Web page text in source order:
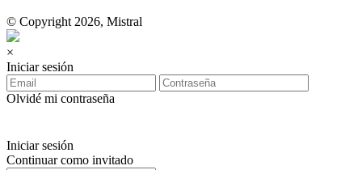
© Copyright 2026, Mistral
×
Iniciar sesión
Olvidé mi contraseña
Iniciar sesión
Continuar como invitado